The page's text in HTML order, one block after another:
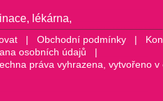
, lékárna,
| Obchodní podmínky |
osobních údajů |
práva vyhrazena, vytvořeno v